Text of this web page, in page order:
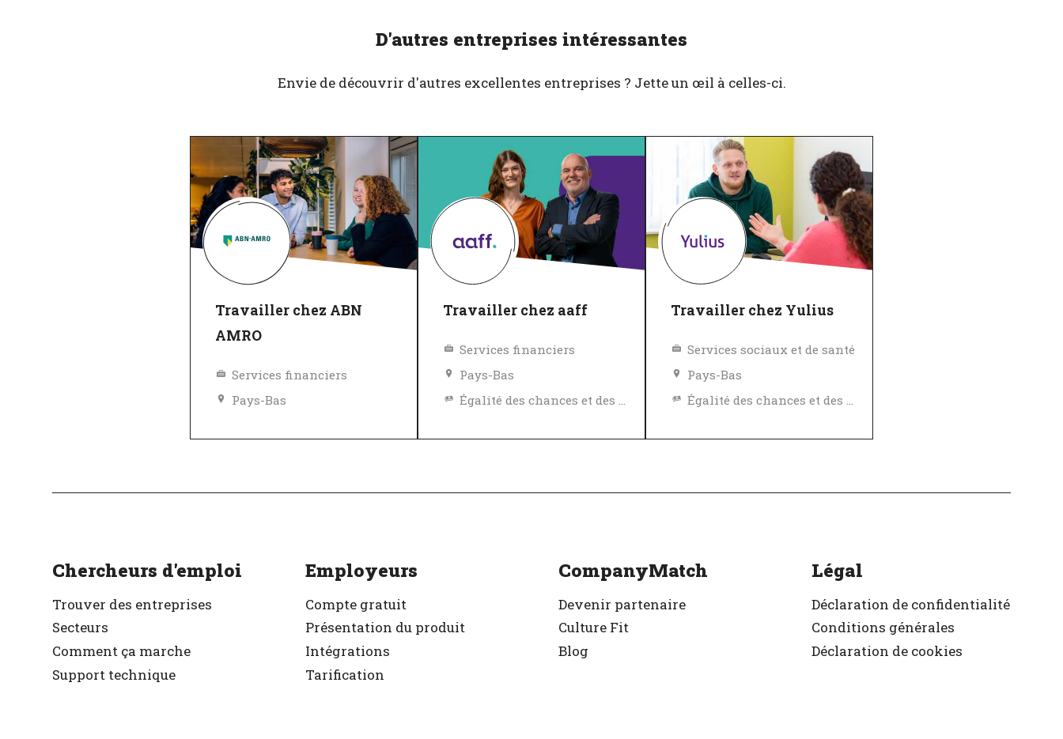
D'autres entreprises intéressantes
Envie de découvrir d'autres excellentes entreprises ? Jette un œil à celles-ci.
Travailler chez ABN
AMRO
Services financiers
Pays-Bas
Travailler chez aaff
Services financiers
Pays-Bas
Égalité des chances et des avantages
Travailler chez Yulius
Services sociaux et de santé
Pays-Bas
Égalité des chances et des avantages
Chercheurs d'emploi
Trouver des entreprises
Secteurs
Comment ça marche
Support technique
Employeurs
Compte gratuit
Présentation du produit
Intégrations
Tarification
CompanyMatch
Devenir partenaire
Culture Fit
Blog
Légal
Déclaration de confidentialité
Conditions générales
Déclaration de cookies